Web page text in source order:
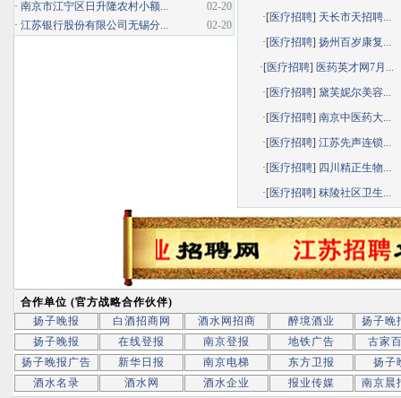
·[医疗招聘] 天长市天招聘...
·[医疗招聘]扬州百岁康复...
·[医疗招聘] 医药英才网7月...
·[医疗招聘]黛芙妮尔美容...
·[医疗招聘]南京中医药大...
·[医疗招聘]江苏先声连锁...
·[医疗招聘] 四川精正生物...
·[医疗招聘]秣陵社区卫生...
02-20
· 南京市江宁区日升隆农村小额...
02-20
· 江苏银行股份有限公司无锡分...
合作单位 (官方战略合作伙伴)
扬子晚报
白酒招商网 酒水网招商 醉境酒业
扬子晚
扬子晚报
在线登报 南京登报 地铁广告
古家
扬子晚报广告
新华日报 南京电梯 东方卫报
扬子
酒水名录
酒水网 酒水企业 报业传媒 南京晨